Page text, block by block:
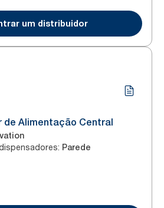
um distribuidor
de Alimentação Central
: Parede